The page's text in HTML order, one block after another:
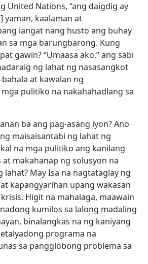
United Nations, “ang daigdig ay
yaman, kaalaman at
iangat nang husto ang buhay
sa mga barungbarong. Kung
gawin? “Umaasa ako,” ang sabi
ng lahat ng nasasangkot
at kawalan ng
pulitiko na nakahahadlang sa
ba ang pag-asang iyon? Ano
maisaisantabi ng lahat ng
na mga pulitiko ang kanilang
makahanap ng solusyon na
lahat? May Isa na nagtataglay ng
kapangyarihan upang wakasan
Higit na mahalaga, maawain
kumilos sa lalong madaling
binalangkas na ng kaniyang
programa na
sa pangglobong problema sa